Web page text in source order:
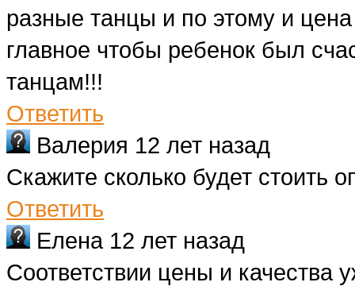
разные танцы и по этому и
главное чтобы ребенок был
танцам!!!
Ответить
Валерия 12 лет назад
Скажите сколько будет стоить
Ответить
Елена 12 лет назад
Соответствии цены и качества